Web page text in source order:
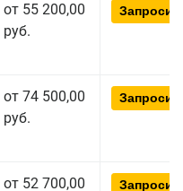
от 55 200,00
руб.
от 74 500,00
руб.
от 52 700,00